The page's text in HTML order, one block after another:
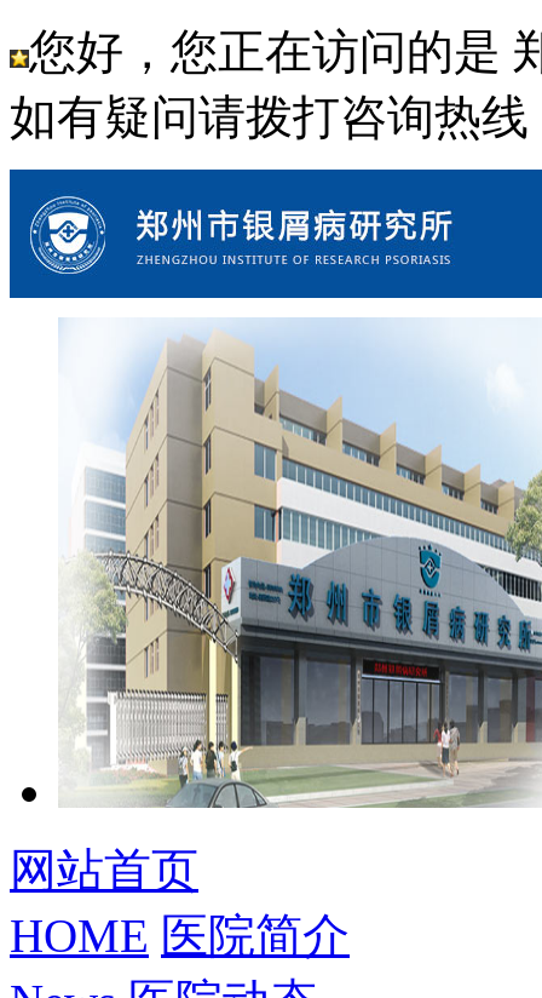
您好，您正在访问的是
如有疑问请拨打咨询热线
网站首页
HOME 医院简介